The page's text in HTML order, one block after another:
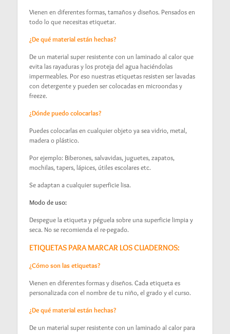
Vienen en diferentes formas, tamaños y diseños. Pensados en
todo lo que necesitas etiquetar.
¿De qué material están hechas?
De un material super resistente con un laminado al calor que
evita las rayaduras y los proteja del agua haciéndolas
impermeables. Por eso nuestras etiquetas resisten ser lavadas
con detergente y pueden ser colocadas en microondas y
freeze.
¿Dónde puedo colocarlas?
Puedes colocarlas en cualquier objeto ya sea vidrio, metal,
madera o plástico.
Por ejemplo: Biberones, salvavidas, juguetes, zapatos,
mochilas, tapers, lápices, útiles escolares etc.
Se adaptan a cualquier superficie lisa.
Modo de uso:
Despegue la etiqueta y péguela sobre una superficie limpia y
seca. No se recomienda el re-pegado.
ETIQUETAS PARA MARCAR LOS CUADERNOS:
¿Cómo son las etiquetas?
Vienen en diferentes formas y diseños. Cada etiqueta es
personalizada con el nombre de tu niño, el grado y el curso.
¿De qué material están hechas?
De un material super resistente con un laminado al calor para